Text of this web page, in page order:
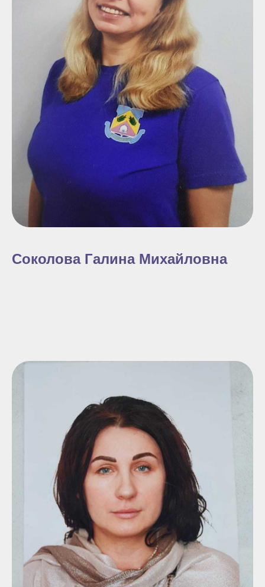
Соколова Галина Михайловна